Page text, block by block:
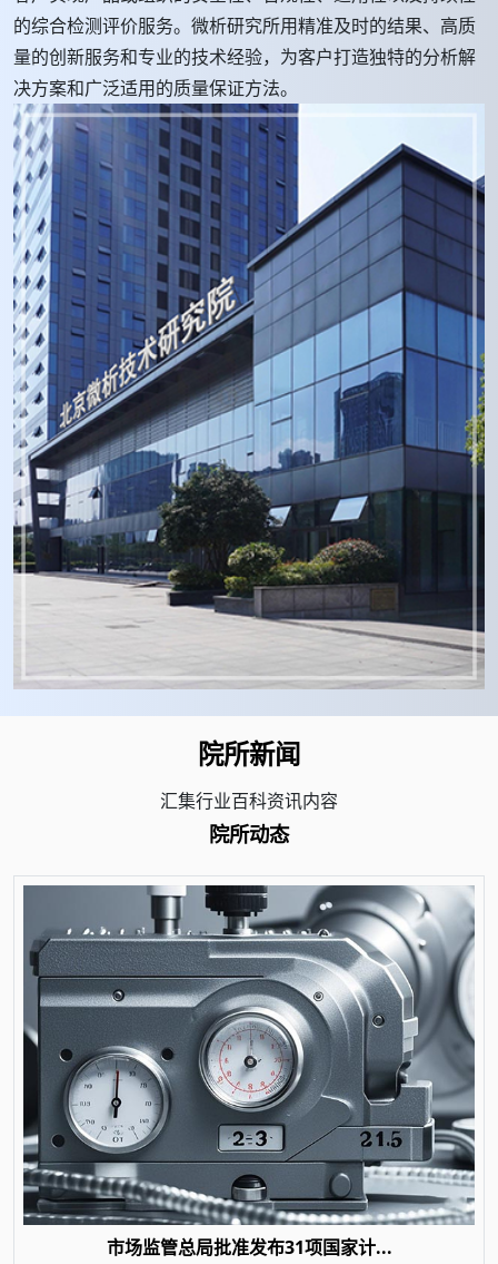
的综合检测评价服务。微析研究所用精准及时的结果、高质
量的创新服务和专业的技术经验，为客户打造独特的分析解
决方案和广泛适用的质量保证方法。
院所新闻
汇集行业百科资讯内容
院所动态
市场监管总局批准发布31项国家计...